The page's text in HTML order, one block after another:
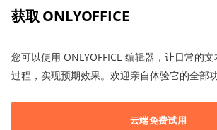
获取 ONLYOFFICE
您可以使用 ONLYOFFICE 编辑器，让日常的
过程，实现预期效果。欢迎亲自体验它的全部
云端免费试用